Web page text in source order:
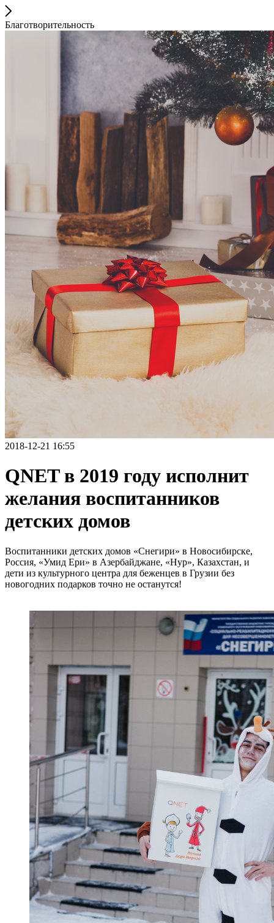
Благотворительность
2018-12-21 16:55
QNET в 2019 году исполнит
желания воспитанников
детских домов
Воспитанники детских домов «Снегири» в Новосибирске,
Россия, «Умид Ери» в Азербайджане, «Нур», Казахстан, и
дети из культурного центра для беженцев в Грузии без
новогодних подарков точно не останутся!